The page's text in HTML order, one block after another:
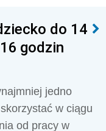
do 14
godzin
jedno
w ciągu
od pracy w